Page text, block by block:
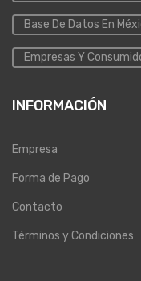
Base De Datos En
Empresas Y
INFORMACIÓN
Empresa
Forma de Pago
Contacto
Términos y Condiciones